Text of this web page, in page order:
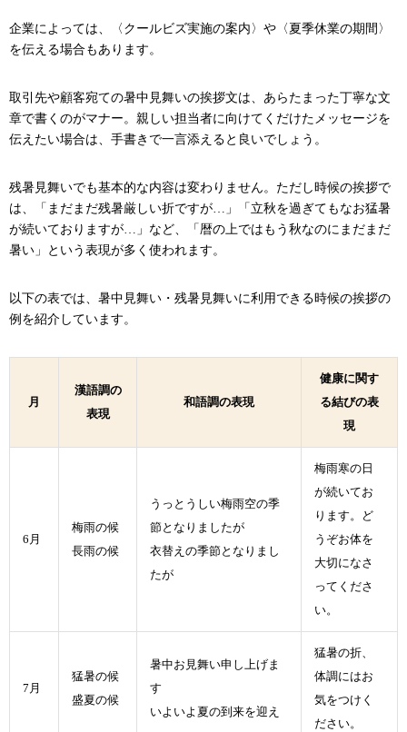
企業によっては、〈クールビズ実施の案内〉や〈夏季休業の期間〉
を伝える場合もあります。
取引先や顧客宛ての暑中見舞いの挨拶文は、あらたまった丁寧な文
章で書くのがマナー。親しい担当者に向けてくだけたメッセージを
伝えたい場合は、手書きで一言添えると良いでしょう。
残暑見舞いでも基本的な内容は変わりません。ただし時候の挨拶で
は、「まだまだ残暑厳しい折ですが…」「立秋を過ぎてもなお猛暑
が続いておりますが…」など、「暦の上ではもう秋なのにまだまだ
暑い」という表現が多く使われます。
以下の表では、暑中見舞い・残暑見舞いに利用できる時候の挨拶の
例を紹介しています。
月
漢語調の
表現
和語調の表現
健康に関す
る結びの表
現
6月
梅雨の候
長雨の候
うっとうしい梅雨空の季
節となりましたが
衣替えの季節となりまし
たが
梅雨寒の日
が続いてお
ります。ど
うぞお体を
大切になさ
ってくださ
い。
7月
猛暑の候
盛夏の候
暑中お見舞い申し上げま
す
いよいよ夏の到来を迎え
猛暑の折、
体調にはお
気をつけく
ださい。